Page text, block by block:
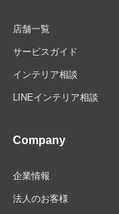
店舗一覧
サービスガイド
インテリア相談
LINEインテリア相談
Company
企業情報
法人のお客様